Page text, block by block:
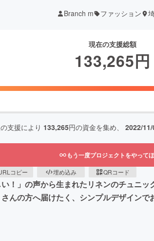
Branch m ファッション
現在の支援総額
133,265円
支援により 133,265円の資金を集め、 2022/11/
もう一度プロジェクトをやって
コピー 埋め込み QRコード
！」の声から生まれたリネンのチュニ
んの方へ届けたく、シンプルデザイン